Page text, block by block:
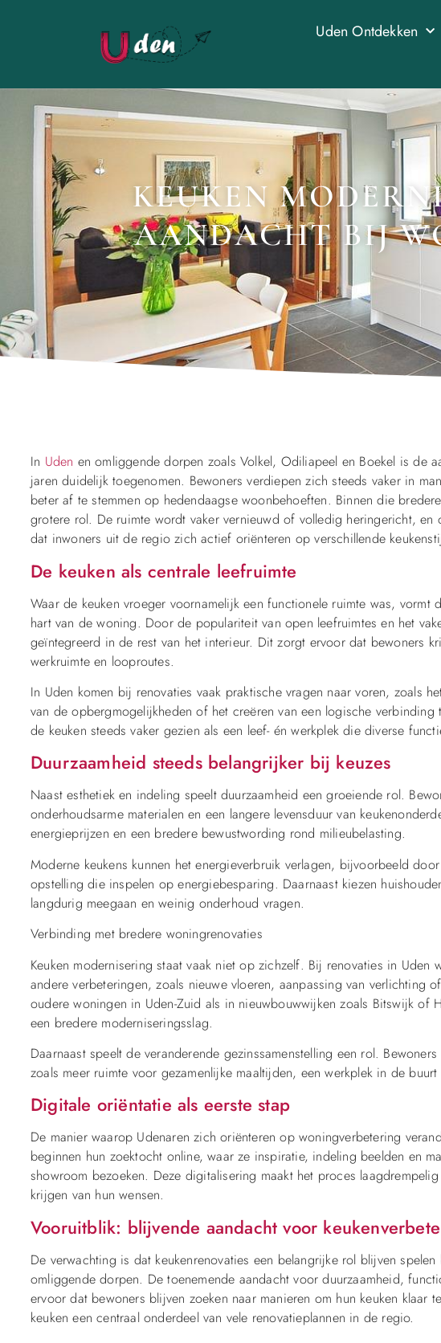
Uden Ontdekken
KEUKEN
AANDACHT BIJ
In Uden en omliggende dorpen zoals Volkel, Odiliapeel en Boekel is de
jaren duidelijk toegenomen. Bewoners verdiepen zich steeds vaker in
beter af te stemmen op hedendaagse woonbehoeften. Binnen die
grotere rol. De ruimte wordt vaker vernieuwd of volledig heringericht, en
dat inwoners uit de regio zich actief oriënteren op verschillende
De keuken als centrale leefruimte
Waar de keuken vroeger voornamelijk een functionele ruimte was, vormt
hart van de woning. Door de populariteit van open leefruimtes en het
geïntegreerd in de rest van het interieur. Dit zorgt ervoor dat bewoners
werkruimte en looproutes.
In Uden komen bij renovaties vaak praktische vragen naar voren, zoals
van de opbergmogelijkheden of het creëren van een logische
de keuken steeds vaker gezien als een leef- én werkplek die diverse
Duurzaamheid steeds belangrijker bij keuzes
Naast esthetiek en indeling speelt duurzaamheid een groeiende rol.
onderhoudsarme materialen en een langere levensduur van
energieprijzen en een bredere bewustwording rond milieubelasting.
Moderne keukens kunnen het energieverbruik verlagen, bijvoorbeeld
opstelling die inspelen op energiebesparing. Daarnaast kiezen
langdurig meegaan en weinig onderhoud vragen.
Verbinding met bredere woningrenovaties
Keuken modernisering staat vaak niet op zichzelf. Bij renovaties in
andere verbeteringen, zoals nieuwe vloeren, aanpassing van verlichting
oudere woningen in Uden-Zuid als in nieuwbouwwijken zoals Bitswijk of
een bredere moderniseringsslag.
Daarnaast speelt de veranderende gezinssamenstelling een rol.
zoals meer ruimte voor gezamenlijke maaltijden, een werkplek in de
Digitale oriëntatie als eerste stap
De manier waarop Udenaren zich oriënteren op woningverbetering
beginnen hun zoektocht online, waar ze inspiratie, indeling beelden en
showroom bezoeken. Deze digitalisering maakt het proces
krijgen van hun wensen.
Vooruitblik: blijvende aandacht voor
De verwachting is dat keukenrenovaties een belangrijke rol blijven
omliggende dorpen. De toenemende aandacht voor duurzaamheid,
ervoor dat bewoners blijven zoeken naar manieren om hun keuken klaar
keuken een centraal onderdeel van vele renovatieplannen in de regio.